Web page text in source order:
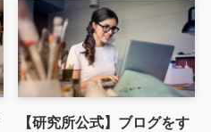
【研究所公式】ブログをす